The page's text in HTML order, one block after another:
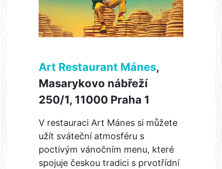
Art Restaurant Mánes,
Masarykovo nábřeží
250/1, 11000 Praha 1
V restauraci Art Mánes si můžete
užít sváteční atmosféru s
poctivým vánočním menu, které
spojuje českou tradici s prvotřídní